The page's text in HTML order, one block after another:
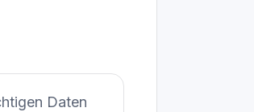
Daten